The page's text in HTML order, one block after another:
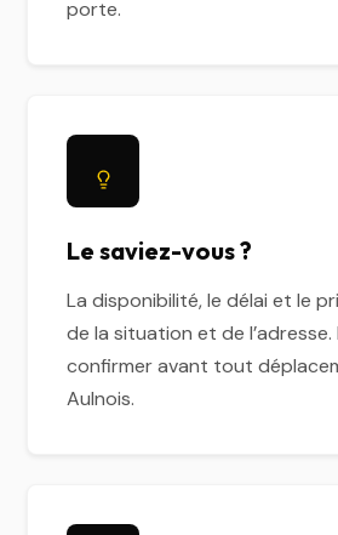
porte.
Le saviez-vous ?
La disponibilité, le délai et le
de la situation et de l’adresse.
confirmer avant tout
Aulnois.